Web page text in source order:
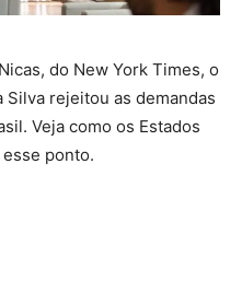
do New York Times, o
rejeitou as demandas
Veja como os Estados
ponto.